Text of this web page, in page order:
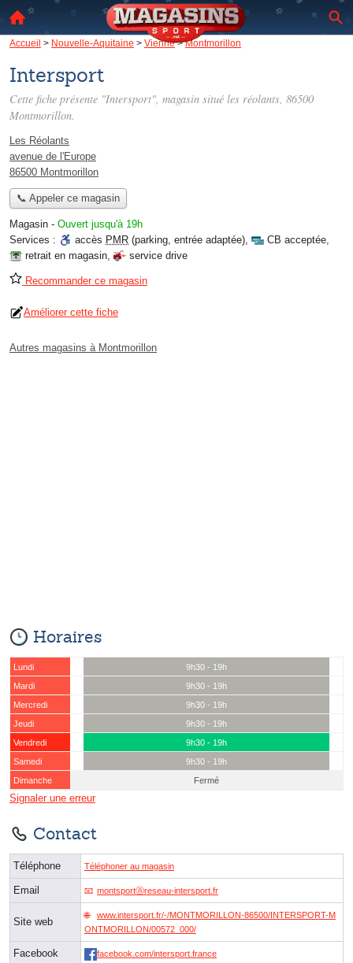
Accueil > Nouvelle-Aquitaine > Vienne>Montmorillon
Intersport
Cette fiche présente "Intersport", magasin situé les réolants, 86500
Montmorillon.
Les Réolants
avenue de l'Europe
86500 Montmorillon
📞 Appeler ce magasin
Magasin - Ouvert jusqu'à 19h
Services :
accès PMR (parking, entrée adaptée), CB acceptée,
retrait en magasin, service drive
Recommander ce magasin
Améliorer cette fiche
Autres magasins à Montmorillon
Horaires
Lundi
9h30 - 19h
Mardi
9h30 - 19h
Mercredi
9h30 - 19h
Jeudi
9h30 - 19h
Vendredi
9h30 - 19h
Samedi
9h30 - 19h
Dimanche
Fermé
Signaler une erreur
Contact
Téléphone Téléphoner au magasin
Email montsportⓐreseau-intersport.fr
Site web
www.intersport.fr/-/MONTMORILLON-86500/INTERSPORT-M
ONTMORILLON/00572_000/
Facebook facebook.com/intersport.france